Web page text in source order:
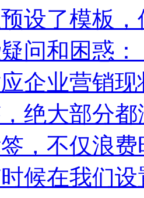
设了模板
问和困惑
企业营销
，绝大部分
，不仅浪
候在我们